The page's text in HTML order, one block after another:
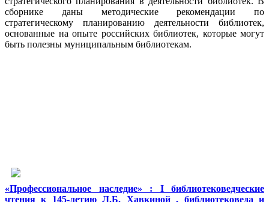
сборнике даны методические рекомендации по
стратегическому планированию деятельности библиотек,
основанные на опыте российских библиотек, которые могут
быть полезны муниципальным библиотекам.
«Профессиональное наследие» : I библиотековедческие
чтения к 145-летию Л.Б. Хавкиной , библиотековеда и